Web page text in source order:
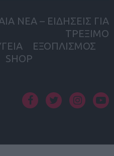
ΝΕΑ – ΕΙΔΗΣΕΙΣ ΓΙΑ
ΤΡΕΞΙΜΟ
ΕΞΟΠΛΙΣΜΟΣ
SHOP